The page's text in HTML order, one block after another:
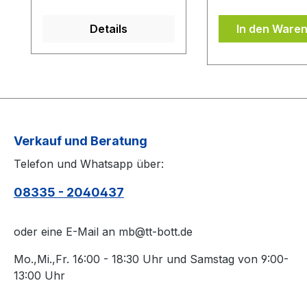
Aufschrift zu sehen
bei der Belag Montage
inklusive.Bei den
KEINE Belag-Montage
legen.
Details
Eigenschaften
auf Ihrem Belag.
Oberfläche des
(z.B. mit einem
die
In den
Verkauf und Beratung
Telefon und Whatsapp über:
08335 - 2040437
oder eine E-Mail an mb@tt-bott.de
Mo.,Mi.,Fr. 16:00 - 18:30 Uhr und Samstag von 9:00-
13:00 Uhr